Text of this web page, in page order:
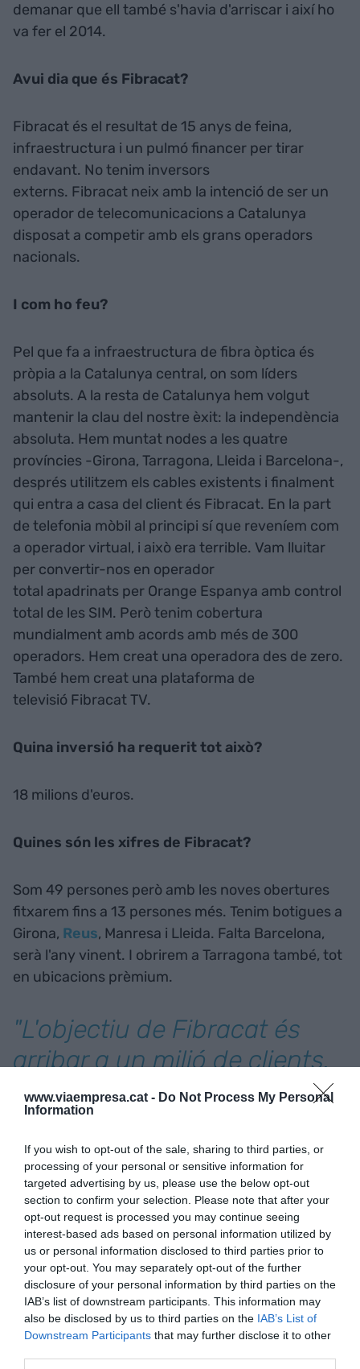
www.viaempresa.cat - Do Not Process My Personal
Information
If you wish to opt-out of the sale, sharing to third parties, or
processing of your personal or sensitive information for
targeted advertising by us, please use the below opt-out
section to confirm your selection. Please note that after your
opt-out request is processed you may continue seeing
interest-based ads based on personal information utilized by
us or personal information disclosed to third parties prior to
your opt-out. You may separately opt-out of the further
disclosure of your personal information by third parties on the
IAB’s list of downstream participants. This information may
also be disclosed by us to third parties on the IAB’s List of
Downstream Participants that may further disclose it to other
demanar que ell també s'havia d'arriscar i així ho
va fer el 2014.
Avui dia que és Fibracat?
Fibracat és el resultat de 15 anys de feina,
infraestructura i un pulmó financer per tirar
endavant. No tenim inversors
externs. Fibracat neix amb la intenció de ser un
operador de telecomunicacions a Catalunya
disposat a competir amb els grans operadors
nacionals.
I com ho feu?
Pel que fa a infraestructura de fibra òptica és
pròpia a la Catalunya central, on som líders
absoluts. A la resta de Catalunya hem volgut
mantenir la clau del nostre èxit: la independència
absoluta. Hem muntat nodes a les quatre
províncies -Girona, Tarragona, Lleida i Barcelona-,
després utilitzem els cables existents i finalment
qui entra a casa del client és Fibracat. En la part
de telefonia mòbil al principi sí que reveníem com
a operador virtual, i això era terrible. Vam lluitar
per convertir-nos en operador
total apadrinats per Orange Espanya amb control
total de les SIM. Però tenim cobertura
mundialment amb acords amb més de 300
operadors. Hem creat una operadora des de zero.
També hem creat una plataforma de
televisió Fibracat TV.
Quina inversió ha requerit tot això?
18 milions d'euros.
Quines són les xifres de Fibracat?
Som 49 persones però amb les noves obertures
fitxarem fins a 13 persones més. Tenim botigues a
Girona, Reus, Manresa i Lleida. Falta Barcelona,
serà l'any vinent. I obrirem a Tarragona també, tot
en ubicacions prèmium.
"L'objectiu de Fibracat és
arribar a un milió de clients.
Volem ser l'operador líder de
Catalunya, una alternativa
com ho és Euskaltel al País
Basc"
I clients?
En serveis convergents -fibra, fixe, mòbil i
televisió- la previsió és acabar l'any al voltant dels
30.000 clients. En telefonia només mòbil tenim
uns 8.000 i escaig clients.